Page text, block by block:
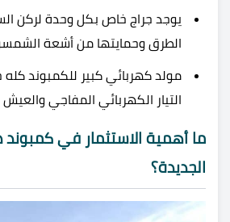
يوجد جراج خاص بكل وحدة لركن
الطرق وحمايتها من أشعة
مولد كهربائي كبير للكمبوند كله
التيار الكهربائي المفاجي
ما أهمية الاستثمار في كمبوند
الجديدة؟